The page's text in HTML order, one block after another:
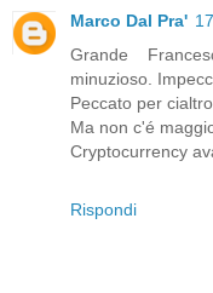
Marco Dal Pra'
Grande
minuzioso.
Peccato per
Ma non c'é
Cryptocurrency
Rispondi